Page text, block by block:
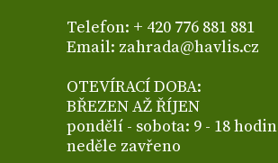
Telefon: + 420 776 881 881
Email: zahrada@havlis.cz
OTEVÍRACÍ DOBA:
BŘEZEN AŽ ŘÍJEN
pondělí - sobota: 9 - 18 hodin
neděle zavřeno